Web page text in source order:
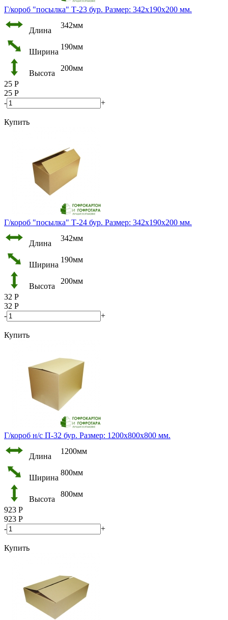
Г/короб "посылка" Т-23 бур. Размер: 342х190х200 мм.
Длина
342мм
Ширина
190мм
Высота
200мм
25 Р
25 Р
-
+
Купить
Г/короб "посылка" Т-24 бур. Размер: 342х190х200 мм.
Длина
342мм
Ширина
190мм
Высота
200мм
32 Р
32 Р
-
+
Купить
Г/короб н/с П-32 бур. Размер: 1200х800х800 мм.
Длина
1200мм
Ширина
800мм
Высота
800мм
923 Р
923 Р
-
+
Купить